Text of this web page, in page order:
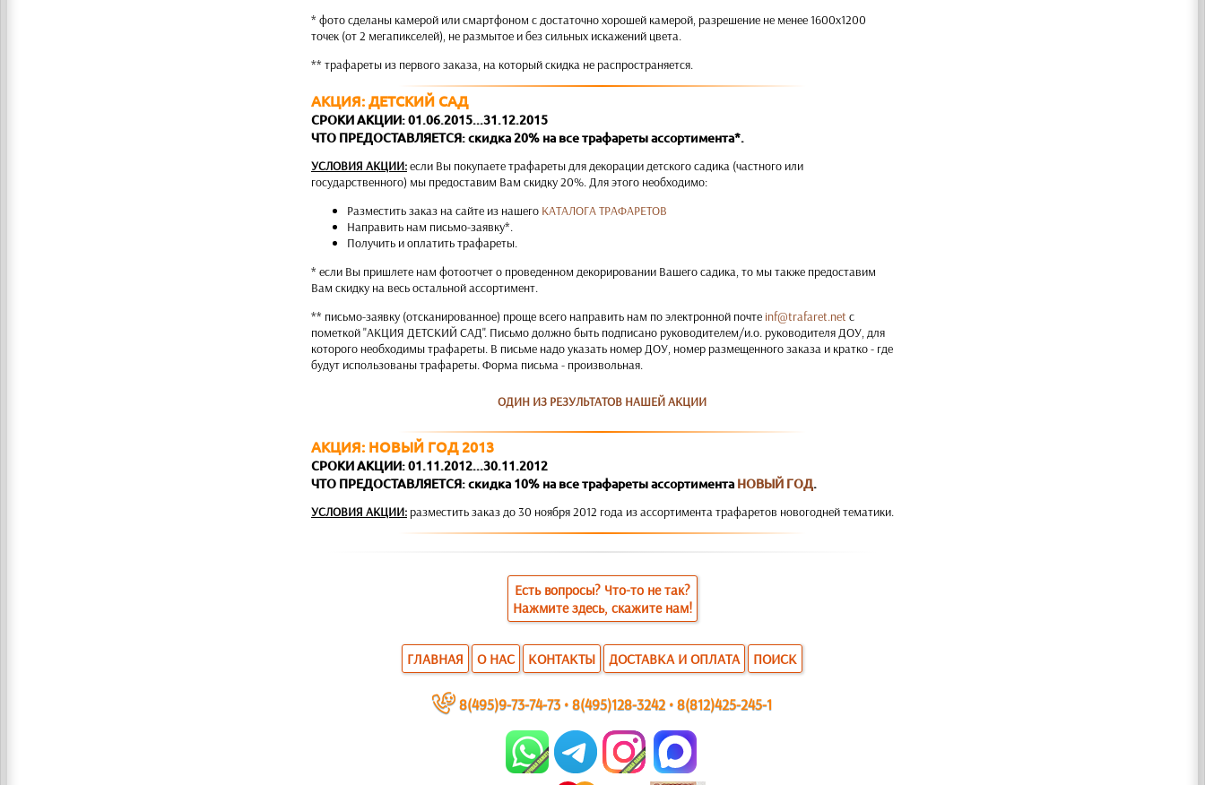
* фото сделаны камерой или смартфоном с достаточно хорошей камерой, разрешение не менее 1600х1200
точек (от 2 мегапикселей), не размытое и без сильных искажений цвета.
** трафареты из первого заказа, на который скидка не распространяется.
АКЦИЯ: ДЕТСКИЙ САД
СРОКИ АКЦИИ: 01.06.2015...31.12.2015
ЧТО ПРЕДОСТАВЛЯЕТСЯ: скидка 20% на все трафареты ассортимента*.
УСЛОВИЯ АКЦИИ:если Вы покупаете трафареты для декорации детского садика (частного или
государственного) мы предоставим Вам скидку 20%. Для этого необходимо:
Разместить заказ на сайте из нашего КАТАЛОГА ТРАФАРЕТОВ
Направить нам письмо-заявку*.
Получить и оплатить трафареты.
* если Вы пришлете нам фотоотчет о проведенном декорировании Вашего садика, то мы также предоставим
Вам скидку на весь остальной ассортимент.
** письмо-заявку (отсканированное) проще всего направить нам по электронной почте inf@trafaret.net с
пометкой "АКЦИЯ ДЕТСКИЙ САД". Письмо должно быть подписано руководителем/и.о. руководителя ДОУ, для
которого необходимы трафареты. В письме надо указать номер ДОУ, номер размещенного заказа и кратко - где
будут использованы трафареты. Форма письма - произвольная.
ОДИН ИЗ РЕЗУЛЬТАТОВ НАШЕЙ АКЦИИ
АКЦИЯ: НОВЫЙ ГОД 2013
СРОКИ АКЦИИ: 01.11.2012...30.11.2012
ЧТО ПРЕДОСТАВЛЯЕТСЯ: скидка 10% на все трафареты ассортимента НОВЫЙ ГОД.
УСЛОВИЯ АКЦИИ:разместить заказ до 30 ноября 2012 года из ассортимента трафаретов новогодней тематики.
Есть вопросы? Что-то не так?
Нажмите здесь, скажите нам!
ГЛАВНАЯ О НАС КОНТАКТЫ ДОСТАВКА И ОПЛАТА ПОИСК
~ 8(495)9-73-74-73 •8(495)128-3242 •8(812)425-245-1